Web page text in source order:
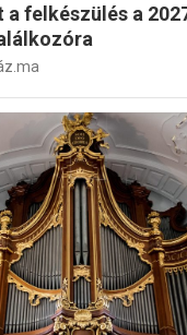
felkészülés a